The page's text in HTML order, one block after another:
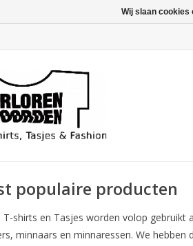
populaire producten
T-shirts en Tasjes worden volop
minnaars en minnaressen. We hebben
Wij slaan cookies